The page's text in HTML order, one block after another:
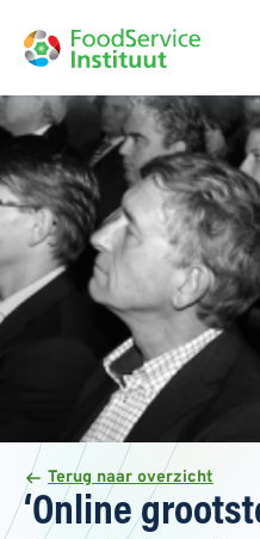
Terug naar overzicht
‘Online